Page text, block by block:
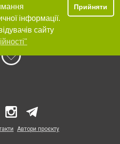
інформації.
сайту
Прийняти
Автори проєкту